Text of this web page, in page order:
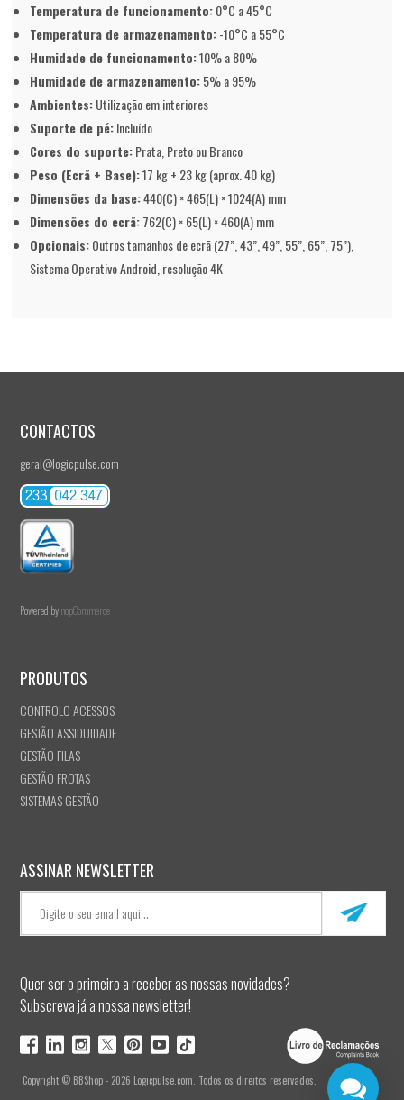
Temperatura de funcionamento:0°C a 45°C
Temperatura de armazenamento:-10°C a 55°C
Humidade de funcionamento:10% a 80%
Humidade de armazenamento:5% a 95%
Ambientes:Utilização em interiores
Suporte de pé:Incluído
Cores do suporte:Prata, Preto ou Branco
Peso (Ecrã + Base):17 kg + 23 kg (aprox. 40 kg)
Dimensões da base:440(C) × 465(L) × 1024(A) mm
Dimensões do ecrã:762(C) × 65(L) × 460(A) mm
Opcionais:Outros tamanhos de ecrã (27”, 43”, 49”, 55”, 65”, 75”),
Sistema Operativo Android, resolução 4K
CONTACTOS
geral@logicpulse.com
Powered bynopCommerce
PRODUTOS
CONTROLO ACESSOS
GESTÃO ASSIDUIDADE
GESTÃO FILAS
GESTÃO FROTAS
SISTEMAS GESTÃO
ASSINAR NEWSLETTER
Quer ser o primeiro a receber as nossas novidades?
Subscreva já a nossa newsletter!
Copyright © BBShop - 2026 Logicpulse.com. Todos os direitos reservados.